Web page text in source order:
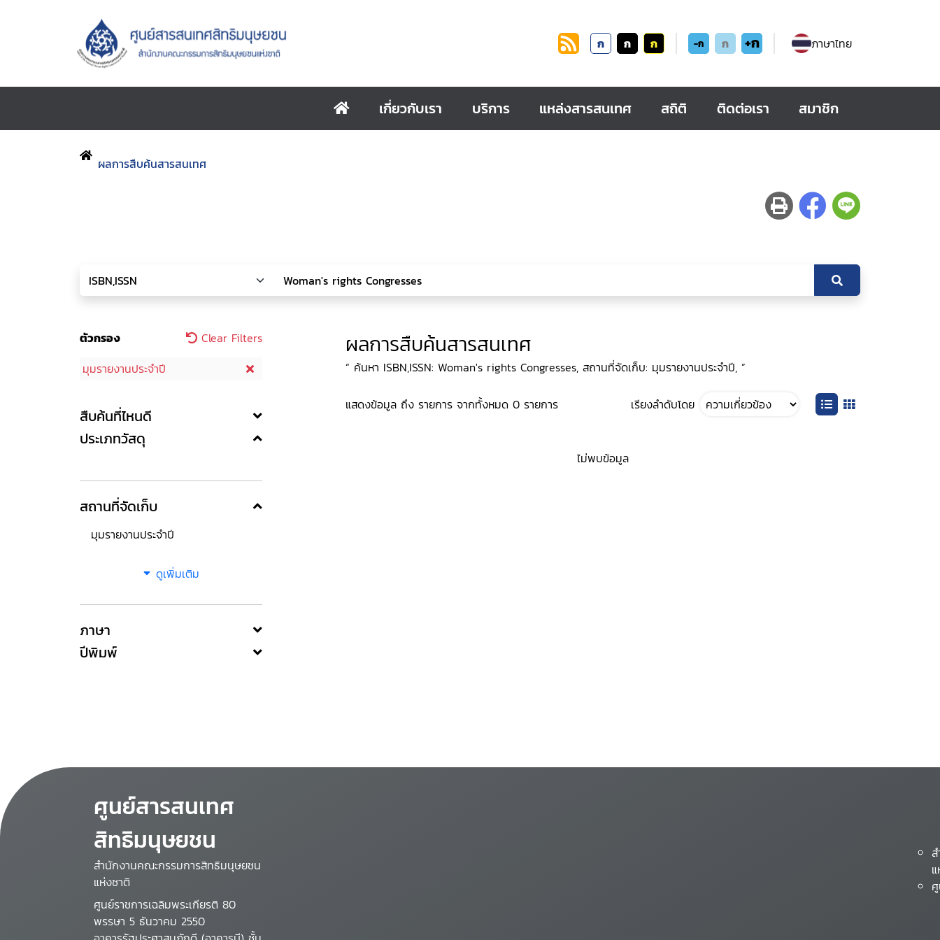
ก ก ก -ก ก +ก ภาษาไทย
เกี่ยวกับเรา บริการ แหล่งสารสนเทศ สถิติ ติดต่อเรา สมาชิก
ผลการสืบค้นสารสนเทศ
ตัวกรอง
Clear Filters
มุมรายงานประจำปี
สืบค้นที่ไหนดี
ประเภทวัสดุ
สถานที่จัดเก็บ
มุมรายงานประจำปี
ดูเพิ่มเติม
ภาษา
ปีพิมพ์
ผลการสืบค้นสารสนเทศ
“ ค้นหา ISBN,ISSN: Woman's rights Congresses, สถานที่จัดเก็บ: มุมรายงานประจำปี, ”
แสดงข้อมูล ถึง รายการ จากทั้งหมด 0 รายการ เรียงลำดับโดย
ไม่พบข้อมูล
ศูนย์สารสนเทศ
สิทธิมนุษยชน
สำนักงานคณะกรรมการสิทธิมนุษยชน
แห่งชาติ
ศูนย์ราชการเฉลิมพระเกียรติ 80
พรรษา 5 ธันวาคม 2550